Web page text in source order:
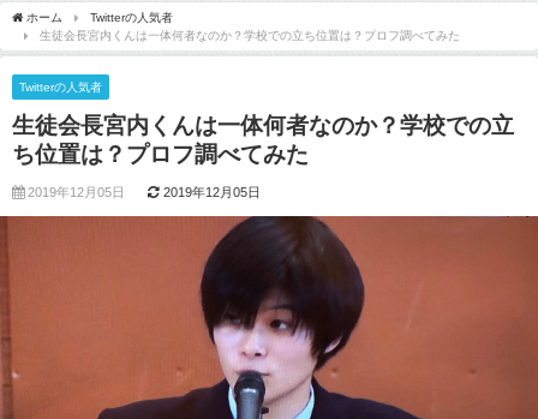
ホーム
Twitterの人気者
生徒会長宮内くんは一体何者なのか？学校での立ち位置は？プロフ調べてみた
Twitterの人気者
生徒会長宮内くんは一体何者なのか？学校での立
ち位置は？プロフ調べてみた
2019年12月05日 2019年12月05日